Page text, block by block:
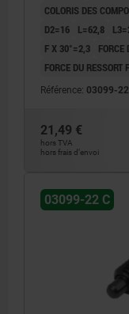
COLORIS DES
D2=16
L=62,8
F X 30°=2,3
FORCE DU
Référence: 03099-
21,49 €
hors TVA
hors frais d’envoi
03099-22 C